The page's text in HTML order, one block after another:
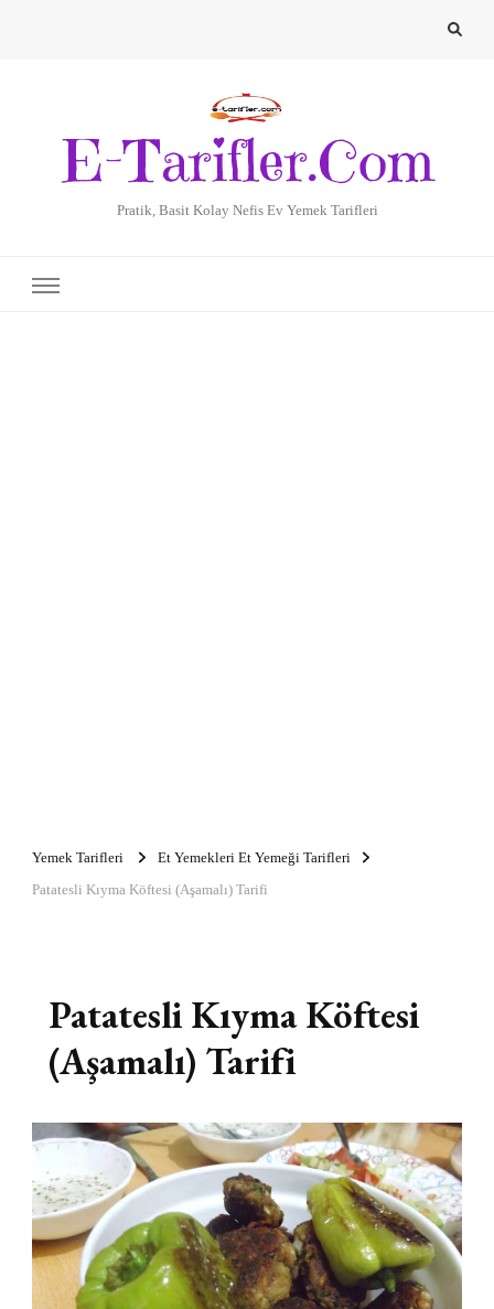
E-Tarifler.Com
Pratik, Basit Kolay Nefis Ev Yemek Tarifleri
Yemek Tarifleri
Et Yemekleri Et Yemeği Tarifleri
Patatesli Kıyma Köftesi (Aşamalı) Tarifi
Patatesli Kıyma Köftesi
(Aşamalı) Tarifi